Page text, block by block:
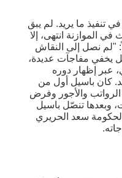
تنفيذ ما يريد. لم يبق
في الموازنة انتهى، إلا
"لم نصل إلى النقاش
يخفي مفاجآت عديدة،
عبر إظهار دوره
كان باسيل أول من
والأجور وفرض
وبعدها تنصّل باسيل
سعد الحريري